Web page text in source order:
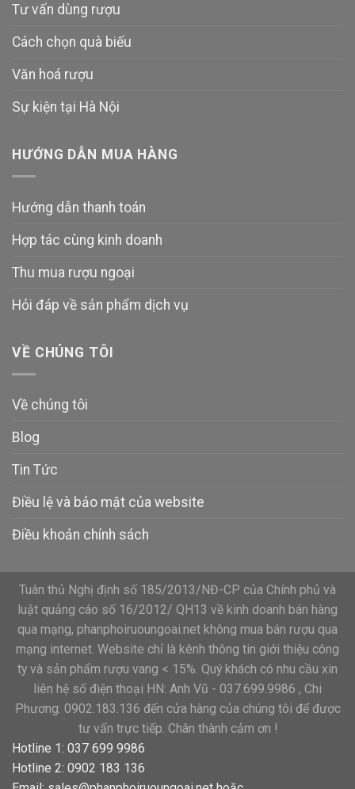
Tư vấn dùng rượu
Cách chọn quà biếu
Văn hoá rượu
Sự kiện tại Hà Nội
HƯỚNG DẪN MUA HÀNG
Hướng dẫn thanh toán
Hợp tác cùng kinh doanh
Thu mua rượu ngoại
Hỏi đáp về sản phẩm dịch vụ
VỀ CHÚNG TÔI
Về chúng tôi
Blog
Tin Tức
Điều lệ và bảo mật của website
Điều khoản chính sách
Tuân thủ Nghị định số 185/2013/NĐ-CP của Chính phủ và
luật quảng cáo số 16/2012/ QH13 về kinh doanh bán hàng
qua mạng, phanphoiruoungoai.net không mua bán rượu qua
mạng internet. Website chỉ là kênh thông tin giới thiệu công
ty và sản phẩm rượu vang < 15%. Quý khách có nhu cầu xin
liên hệ số điện thoại HN: Anh Vũ - 037.699.9986 , Chi
Phương: 0902.183.136 đến cửa hàng của chúng tôi để được
tư vấn trực tiếp. Chân thành cảm ơn !
Hotline 1: 037 699 9986
Hotline 2: 0902 183 136